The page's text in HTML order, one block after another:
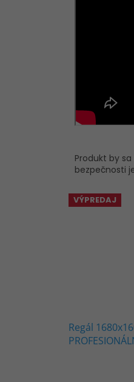
Produkt by
bezpečnosti
VÝPREDAJ
Regál